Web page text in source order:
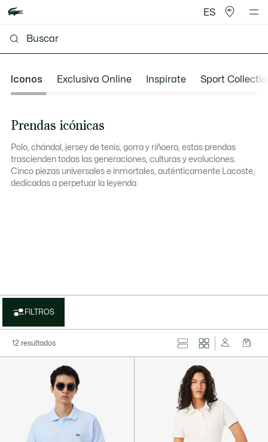
ES
Iconos Exclusiva Online Inspírate Sport
Prendas icónicas
Polo, chándal, jersey de tenis, gorra y riñoera, estas prendas
trascienden todas las generaciones, culturas y evoluciones.
Cinco piezas universales e inmortales, auténticamente Lacoste,
dedicadas a perpetuar la leyenda.
FILTROS
12 resultados